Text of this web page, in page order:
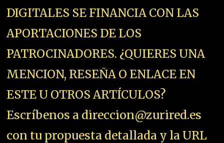
DIGITALES SE FINANCIA CON LAS
APORTACIONES DE LOS
PATROCINADORES. ¿QUIERES UNA
MENCION, RESEÑA O ENLACE EN
ESTE U OTROS ARTÍCULOS?
Escríbenos a direccion@zurired.es
con tu propuesta detallada y la URL